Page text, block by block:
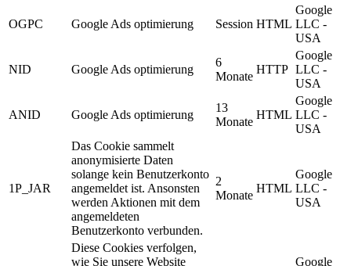
OGPC Google Ads optimierung Session HTML
Google
LLC -
USA
NID Google Ads optimierung
6
Monate
HTTP
Google
LLC -
USA
ANID Google Ads optimierung
13
Monate
HTML
Google
LLC -
USA
1P_JAR
Das Cookie sammelt
anonymisierte Daten
solange kein Benutzerkonto
angemeldet ist. Ansonsten
werden Aktionen mit dem
angemeldeten
Benutzerkonto verbunden.
2
Monate
HTML
Google
LLC -
USA
Diese Cookies verfolgen,
wie Sie unsere Website
Google